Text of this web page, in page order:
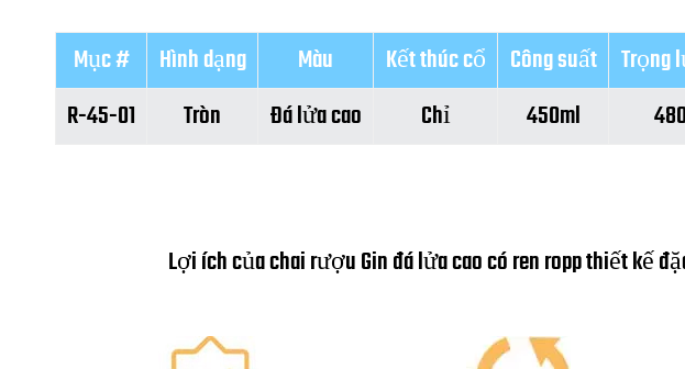
Mục # Hình dạng Màu Kết thúc cổ Công suất Trọng
R-45-01
Tròn Đá lửa cao Chỉ 450ml
Lợi ích của chai rượu Gin đá lửa cao có ren ropp thiết kế